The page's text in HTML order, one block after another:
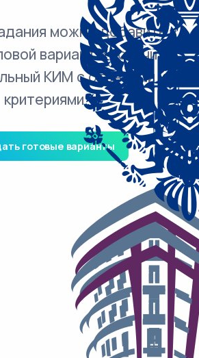
можно добавить в
вариант и получить
КИМ с ответами и
критериями.
готовые варианты